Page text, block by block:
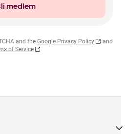
medlem
and the Google Privacy Policy
and
of Service